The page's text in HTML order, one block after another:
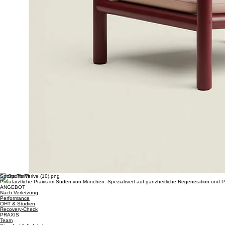
Sports Thrive
Privatärztliche Praxis im Süden von München. Spezialisiert auf ganzheitliche Regeneration
ANGEBOT
Nach Verletzung
Performance
OHT & Studien
Recovery-Check
PRAXIS
Team